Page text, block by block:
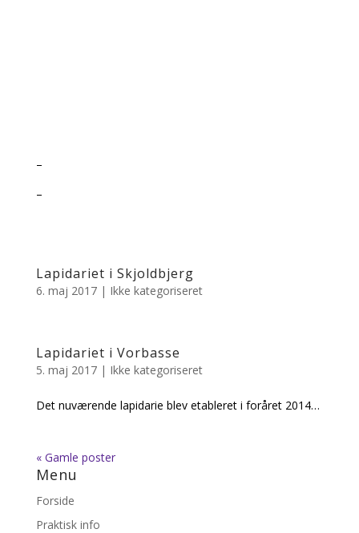
–
–
Lapidariet i Skjoldbjerg
6. maj 2017| Ikke kategoriseret
Lapidariet i Vorbasse
5. maj 2017| Ikke kategoriseret
Det nuværende lapidarie blev etableret i foråret 2014…
« Gamle poster
Menu
Forside
Praktisk info